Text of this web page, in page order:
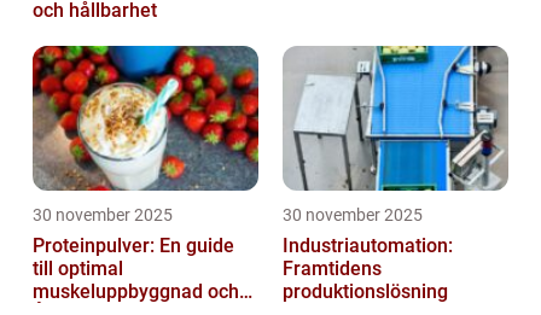
och hållbarhet
30 november 2025
Proteinpulver: En guide
till optimal
muskeluppbyggnad och
30 november 2025
Industriautomation:
Framtidens
produktionslösning